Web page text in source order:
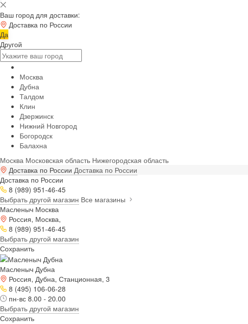
Ваш город для доставки:
Доставка по России
Да
Другой
Москва
Дубна
Талдом
Клин
Дзержинск
Нижний Новгород
Богородск
Балахна
Москва Московская область Нижегородская область
Доставка по России Доставка по России
Доставка по России
8 (989) 951-46-45
Выбрать другой магазин Все магазины
Масленыч Москва
Россия, Москва,
8 (989) 951-46-45
Выбрать другой магазин
Сохранить
Масленыч Дубна
Россия, Дубна, Станционная, 3
8 (495) 106-06-28
пн-вс 8.00 - 20.00
Выбрать другой магазин
Сохранить